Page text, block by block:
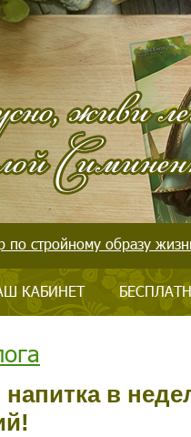
по стройному образу
КАБИНЕТ
напитка в